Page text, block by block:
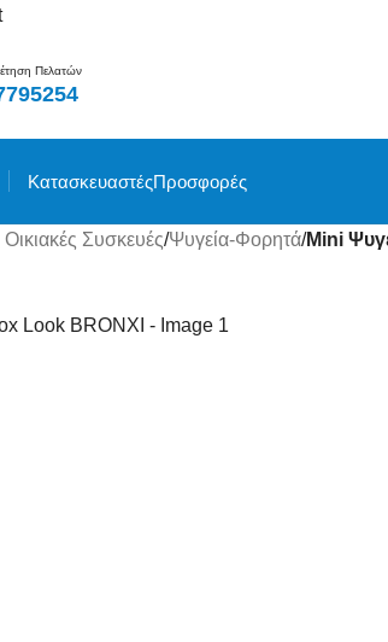
Πελατών
ΚατασκευαστέςΠροσφορές
Συσκευές/Ψυγεία-Φορητά/Mini